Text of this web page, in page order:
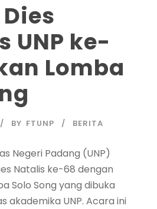
UNP ke-
Lomba
BY FTUNP BERITA
Negeri Padang (UNP)
Natalis ke-68 dengan
Solo Song yang dibuka
akademika UNP. Acara ini